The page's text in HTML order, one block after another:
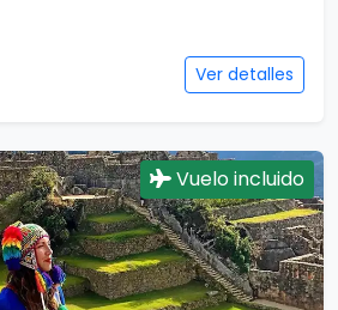
Ver detalles
Vuelo incluido